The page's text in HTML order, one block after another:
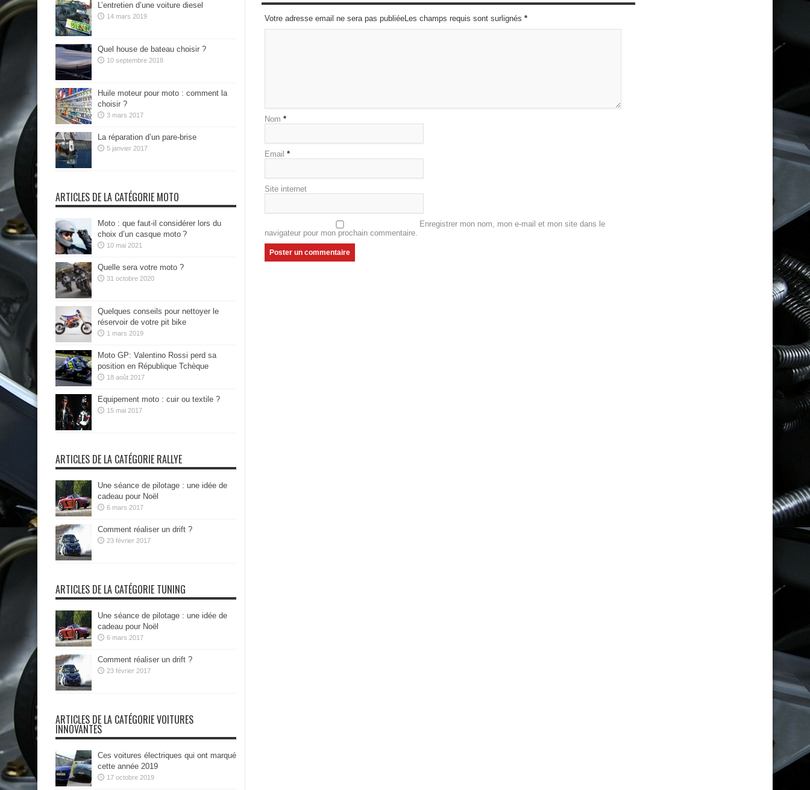
Votre adresse email ne sera pas publiéeLes champs requis sont surlignés *
Nom *
Email *
Site internet
Enregistrer mon nom, mon e-mail et mon site dans le
navigateur pour mon prochain commentaire.
L’entretien d’une voiture diesel
14 mars 2019
Quel house de bateau choisir ?
10 septembre 2018
Huile moteur pour moto : comment la
choisir ?
3 mars 2017
La réparation d’un pare-brise
5 janvier 2017
ARTICLES DE LA CATÉGORIE MOTO
Moto : que faut-il considérer lors du
choix d’un casque moto ?
10 mai 2021
Quelle sera votre moto ?
31 octobre 2020
Quelques conseils pour nettoyer le
réservoir de votre pit bike
1 mars 2019
Moto GP: Valentino Rossi perd sa
position en République Tchèque
18 août 2017
Equipement moto : cuir ou textile ?
15 mai 2017
ARTICLES DE LA CATÉGORIE RALLYE
Une séance de pilotage : une idée de
cadeau pour Noël
6 mars 2017
Comment réaliser un drift ?
23 février 2017
ARTICLES DE LA CATÉGORIE TUNING
Une séance de pilotage : une idée de
cadeau pour Noël
6 mars 2017
Comment réaliser un drift ?
23 février 2017
ARTICLES DE LA CATÉGORIE VOITURES
INNOVANTES
Ces voitures électriques qui ont marqué
cette année 2019
17 octobre 2019